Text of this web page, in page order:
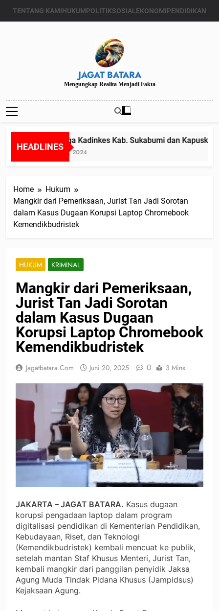
TENTANG KAMIHUKUMPOLITIKSOSIALEKONOMIPENDIDIKAN
JAGAT BATARA
Mengungkap Realita Menjadi Fakta
HEADLINES
Diduga Kadinkes Kab. Sukabumi dan
Juli 24, 2024
Home
Hukum
Mangkir dari Pemeriksaan, Jurist Tan Jadi Sorotan
dalam Kasus Dugaan Korupsi Laptop Chromebook
Kemendikbudristek
HUKUM KRIMINAL
Mangkir dari Pemeriksaan,
Jurist Tan Jadi Sorotan
dalam Kasus Dugaan
Korupsi Laptop Chromebook
Kemendikbudristek
Jagatbatara.com Juni 20, 2025 0 3 Mins
JAKARTA – JAGAT BATARA. Kasus dugaan
korupsi pengadaan laptop dalam program
digitalisasi pendidikan di Kementerian Pendidikan,
Kebudayaan, Riset, dan Teknologi
(Kemendikbudristek) kembali mencuat ke publik,
setelah mantan Staf Khusus Menteri, Jurist Tan,
kembali mangkir dari panggilan penyidik Jaksa
Agung Muda Tindak Pidana Khusus (Jampidsus)
Kejaksaan Agung.